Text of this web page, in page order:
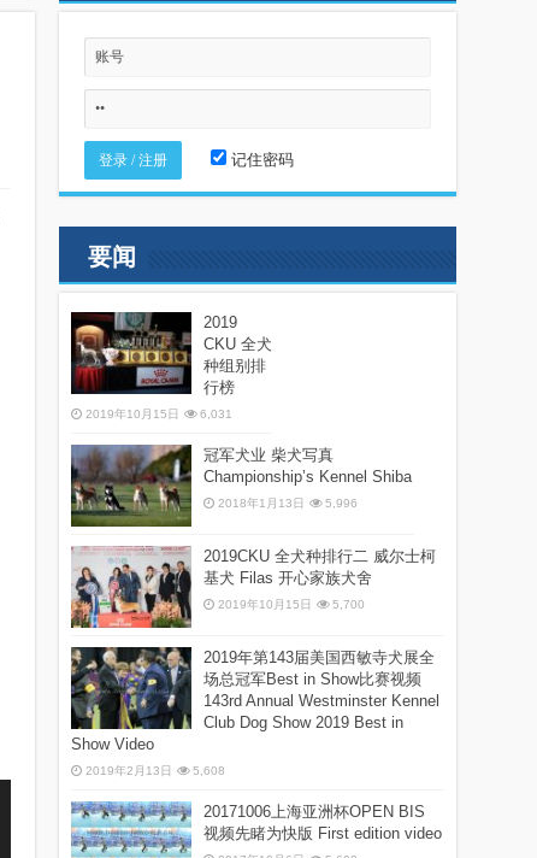
记住密码
要闻
2019
CKU 全犬
种组别排
行榜
2019年10月15日 6,031
冠军犬业 柴犬写真
Championship’s Kennel Shiba
2018年1月13日 5,996
2019CKU 全犬种排行二 威尔士柯
基犬 Filas 开心家族犬舍
2019年10月15日 5,700
2019年第143届美国西敏寺犬展全
场总冠军Best in Show比赛视频
143rd Annual Westminster Kennel
Club Dog Show 2019 Best in
Show Video
2019年2月13日 5,608
20171006上海亚洲杯OPEN BIS
视频先睹为快版 First edition video